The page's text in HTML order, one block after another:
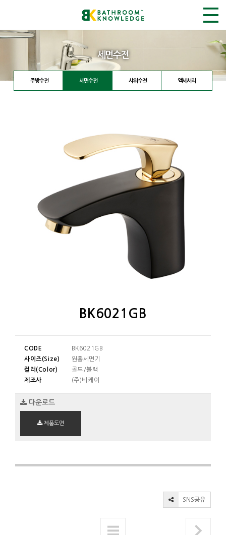
세면수전
주방수전 세면수전 샤워수전 액세서리
BK6021GB
CODE
BK6021GB
사이즈(Size)
원홀세면기
컬러(Color)
골드/블랙
제조사
(주)비케이
다운로드
제품도면
SNS공유